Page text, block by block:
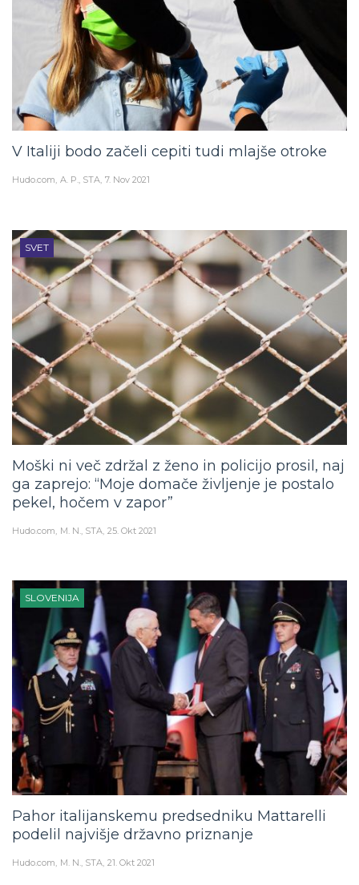
V Italiji bodo začeli cepiti tudi mlajše otroke
Hudo.com A. P., STA 7. Nov 2021
SVET
Moški ni več zdržal z ženo in policijo prosil, naj
ga zaprejo: “Moje domače življenje je postalo
pekel, hočem v zapor”
Hudo.com M. N., STA 25. Okt 2021
SLOVENIJA
Pahor italijanskemu predsedniku Mattarelli
podelil najvišje državno priznanje
Hudo.com M. N., STA 21. Okt 2021